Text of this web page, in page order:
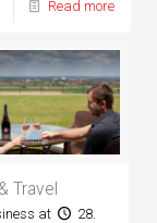
Read more
Travel
at
28.